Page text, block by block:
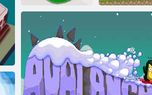
Labubu Gokartas
„Buncy Blob
Race“: kliūčių
ruožas
Kaka nuotykis